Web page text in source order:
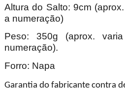
Altura do Salto: 9cm
a numeração)
Peso: 350g (aprox.
numeração).
Forro: Napa
Garantia do fabricante contra